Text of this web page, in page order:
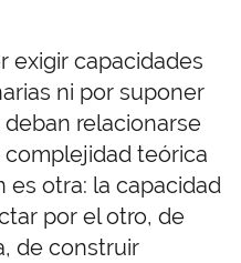
exigir capacidades
ni por suponer
relacionarse
teórica
es otra: la capacidad
por el otro, de
de construir